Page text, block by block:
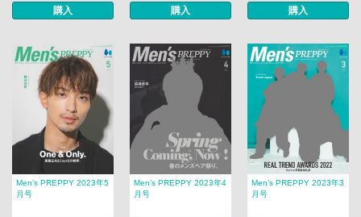
購入 購入 購入
Men’s PREPPY 2023年5
月号
Men’s PREPPY 2023年4
月号
Men’s PREPPY 2023年3
月号